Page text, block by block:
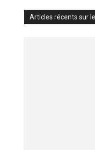
Articles récents sur